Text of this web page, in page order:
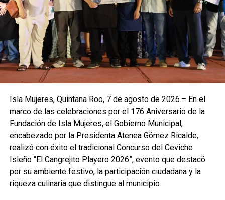
Isla Mujeres, Quintana Roo, 7 de agosto de 2026.– En el
marco de las celebraciones por el 176 Aniversario de la
Fundación de Isla Mujeres, el Gobierno Municipal,
encabezado por la Presidenta Atenea Gómez Ricalde,
realizó con éxito el tradicional Concurso del Ceviche
Isleño “El Cangrejito Playero 2026”, evento que destacó
por su ambiente festivo, la participación ciudadana y la
riqueza culinaria que distingue al municipio.